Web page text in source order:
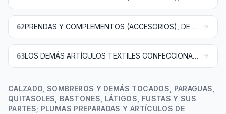
62 PRENDAS Y COMPLEMENTOS (ACCESORIOS), DE VESTIR, EXCEPTO LOS DE PUNTO
63 LOS DEMÁS ARTÍCULOS TEXTILES CONFECCIONADOS; JUEGOS; PRENDERÍA Y TRAPOS
CALZADO, SOMBREROS Y DEMÁS TOCADOS, PARAGUAS,
QUITASOLES, BASTONES, LÁTIGOS, FUSTAS Y SUS
PARTES; PLUMAS PREPARADAS Y ARTÍCULOS DE